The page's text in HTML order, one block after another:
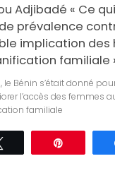
Adjibadé « Ce
prévalence
implication des
familiale
le Bénin s’était donné
l’accès des femmes
familiale